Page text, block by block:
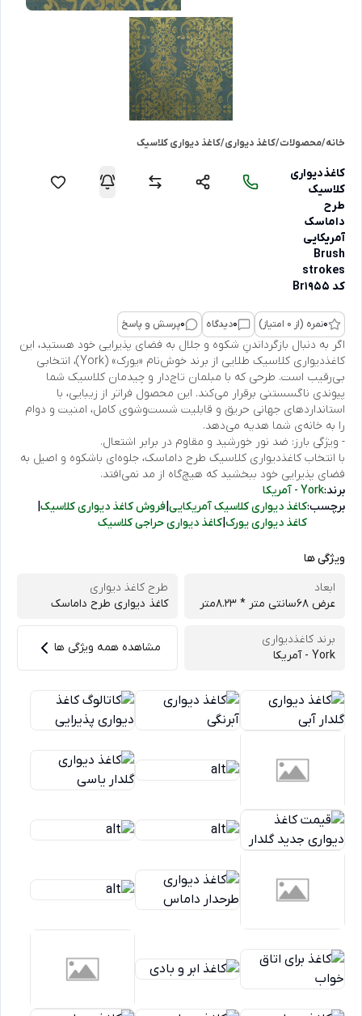
خانه/محصولات/کاغذ دیواری/کاغذ دیواری کلاسیک
کاغذدیواری
کلاسیک
طرح
داماسک
آمریکایی
Brush
strokes
کد Br1955
0نمره (از 0 امتیاز) 0دیدگاه 0پرسش و پاسخ
اگر به دنبال بازگرداندنِ شکوه و جلال به فضای پذیرایی خود هستید، این
کاغذدیواری کلاسیک طلایی از برند خوش‌نام «یورک» (York)، انتخابی
بی‌رقیب است. طرحی که با مبلمان تاج‌دار و چیدمان کلاسیک شما
پیوندی ناگسستنی برقرار می‌کند. این محصول فراتر از زیبایی، با
استانداردهای جهانی حریق و قابلیت شست‌وشوی کامل، امنیت و دوام
را به خانه‌ی شما هدیه می‌دهد.
- ویژگی بارز: ضد نور خورشید و مقاوم در برابر اشتعال.
با انتخاب کاغذدیواری کلاسیک طرح داماسک، جلوه‌ای باشکوه و اصیل به
فضای پذیرایی خود ببخشید که هیچ‌گاه از مد نمی‌افتد.
برند:York - آمریکا
برچسب:کاغذ دیواری کلاسیک آمریکایی فروش کاغذ دیواری کلاسیک
کاغذ دیواری یورک کاغذ دیواری حراجی کلاسیک
ویژگی ها
ابعاد
عرض 68سانتی متر * 8.23متر
طرح کاغذ دیواری
کاغذ دیواری طرح داماسک
برند کاغذدیواری
York - آمریکا
مشاهده همه ویژگی ها